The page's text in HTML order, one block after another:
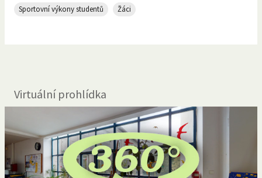
Sportovní výkony studentů
Žáci
Virtuální prohlídka